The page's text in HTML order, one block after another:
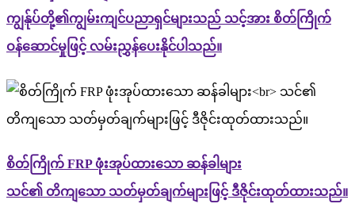
ကျွန်ုပ်တို့၏ကျွမ်းကျင်ပညာရှင်များသည် သင့်အား စိတ်ကြိုက်
ဝန်ဆောင်မှုဖြင့် လမ်းညွှန်ပေးနိုင်ပါသည်။
စိတ်ကြိုက် FRP ဖုံးအုပ်ထားသော ဆန်ခါများ
သင်၏ တိကျသော သတ်မှတ်ချက်များဖြင့် ဒီဇိုင်းထုတ်ထားသည်။